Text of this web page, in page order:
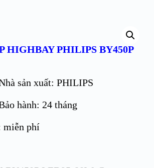
HIGHBAY PHILIPS BY450P
sản xuất: PHILIPS
hành: 24 tháng
miễn phí